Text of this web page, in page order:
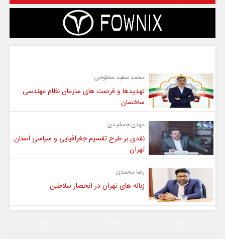
محمد سعید محلوجی
تهدیدها و فرصت های سازمان نظام مهندسی
ساختمان
مهدی جمشیدی
نقدی بر طرح تقسیم جغرافیایی و سیاسی استان
تهران
رضا محمدی
زباله های تهران در انحصار سلاطین